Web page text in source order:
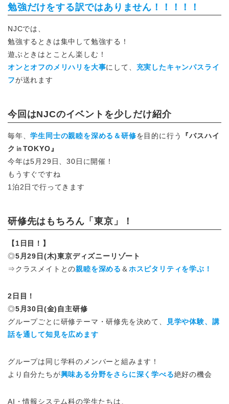
勉強だけをする訳ではありません！！！！！
NJCでは、
勉強するときは集中して勉強する！
遊ぶときはとことん楽しむ！
オンとオフのメリハリを大事にして、 充実したキャンパスライ
フが送れます
今回はNJCのイベントを少しだけ紹介
毎年、学生同士の親睦を深める＆研修を目的に行う
『バスハイ
ク㏌TOKYO』
今年は5月29日、30日に開催！
もうすぐですね
1泊2日で行ってきます
研修先はもちろん「東京」！
【1日目！】
◎5月29日(木)東京ディズニーリゾート
⇒クラスメイトとの親睦を深める ＆ ホスピタリティを学ぶ！
2日目！
◎5月30日(金)自主研修
グループごとに研修テーマ・研修先を決めて、
見学や体験、講
話を通して知見を広めます
グループは同じ学科のメンバーと組みます！
より自分たちが興味ある分野をさらに深く学べる絶好の機会
AI・情報システム科の学生たちは、